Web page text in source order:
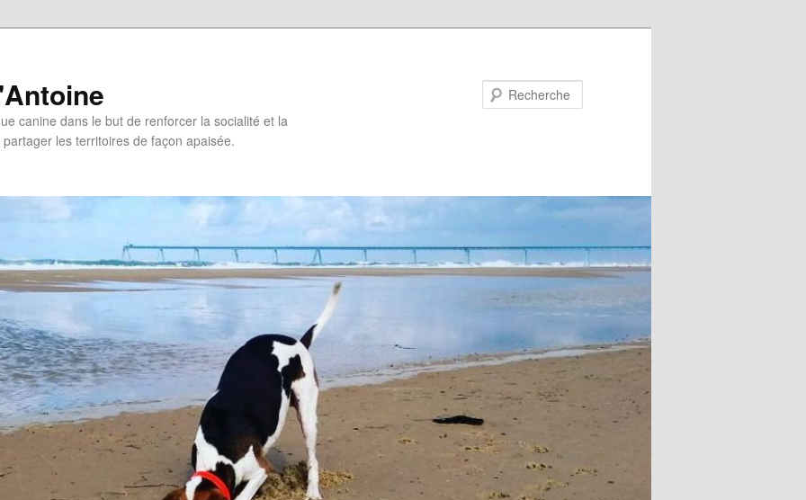
canine dans le but de renforcer la socialité et la
les territoires de façon apaisée.